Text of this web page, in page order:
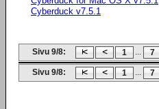
Cyberduck v7.5.1
Sivu 9/8: 1 ... 7
Sivu 9/8: 1 ... 7